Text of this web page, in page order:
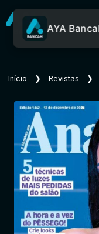
AYA
Início ❯ Revistas ❯